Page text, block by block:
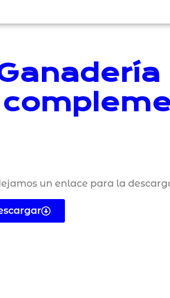
un enlace para la